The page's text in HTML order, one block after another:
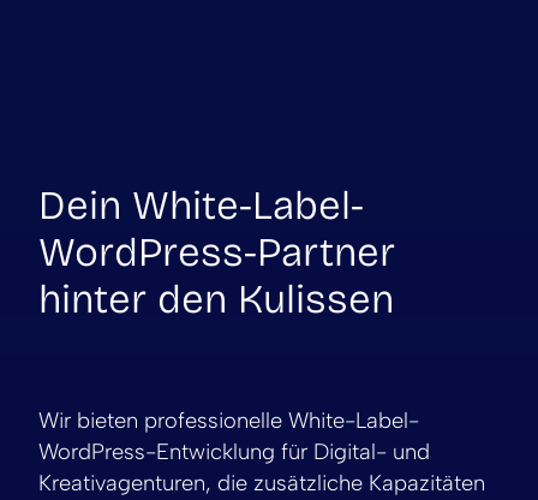
Dein White-Label-
WordPress-Partner
hinter den Kulissen
Wir bieten professionelle White-Label-
WordPress-Entwicklung für Digital- und
Kreativagenturen, die zusätzliche Kapazitäten